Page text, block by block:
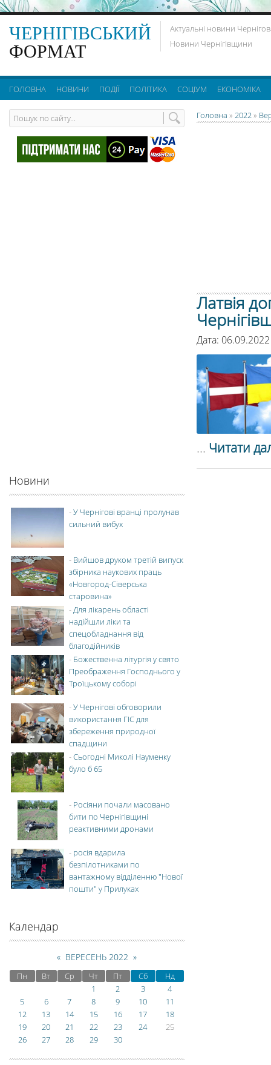
ЧЕРНІГІВСЬКИЙ
ФОРМАТ
Актуальні новини
Новини Чернігівщини
ГОЛОВНА НОВИНИ ПОДІЇ ПОЛІТИКА СОЦІУМ ЕКОНОМІКА
Головна » 2022»
Латвія
Дата:
... Читати
Новини
-У Чернігові вранці пролунав
сильний вибух
- Вийшов друком третій випуск
збірника наукових праць
«Новгород-Сіверська
старовина»
-Для лікарень області
надійшли ліки та
спецобладнання від
благодійників
- Божественна літургія у свято
Преображення Господнього у
Троїцькому соборі
-У Чернігові обговорили
використання ГІС для
збереження природної
спадщини
-Сьогодні Миколі Науменку
було б 65
- Росіяни почали масовано
бити по Чернігівщині
реактивними дронами
- росія вдарила
безпілотниками по
вантажному відділенню "Нової
пошти" у Прилуках
Календар
« ВЕРЕСЕНЬ 2022 »
Пн Вт Ср Чт Пт Сб
Нд
1
2 3
4
5
6 7 8 9 10
11
12
13 14 15 16 17
18
19
20 21 22 23 24
25
26
27 28 29 30